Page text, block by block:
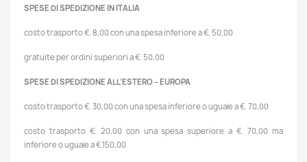
SPESE DI SPEDIZIONE IN ITALIA
costo trasporto €. 8,00 con una spesa inferiore a €. 50,00
gratuite per ordini superiori a €. 50,00
SPESE DI SPEDIZIONE ALL’ESTERO – EUROPA
costo trasporto €. 30,00 con una spesa inferiore o uguale a €. 70,00
costo trasporto €. 20,00 con una spesa superiore a €. 70,00 ma
inferiore o uguale a €.150,00